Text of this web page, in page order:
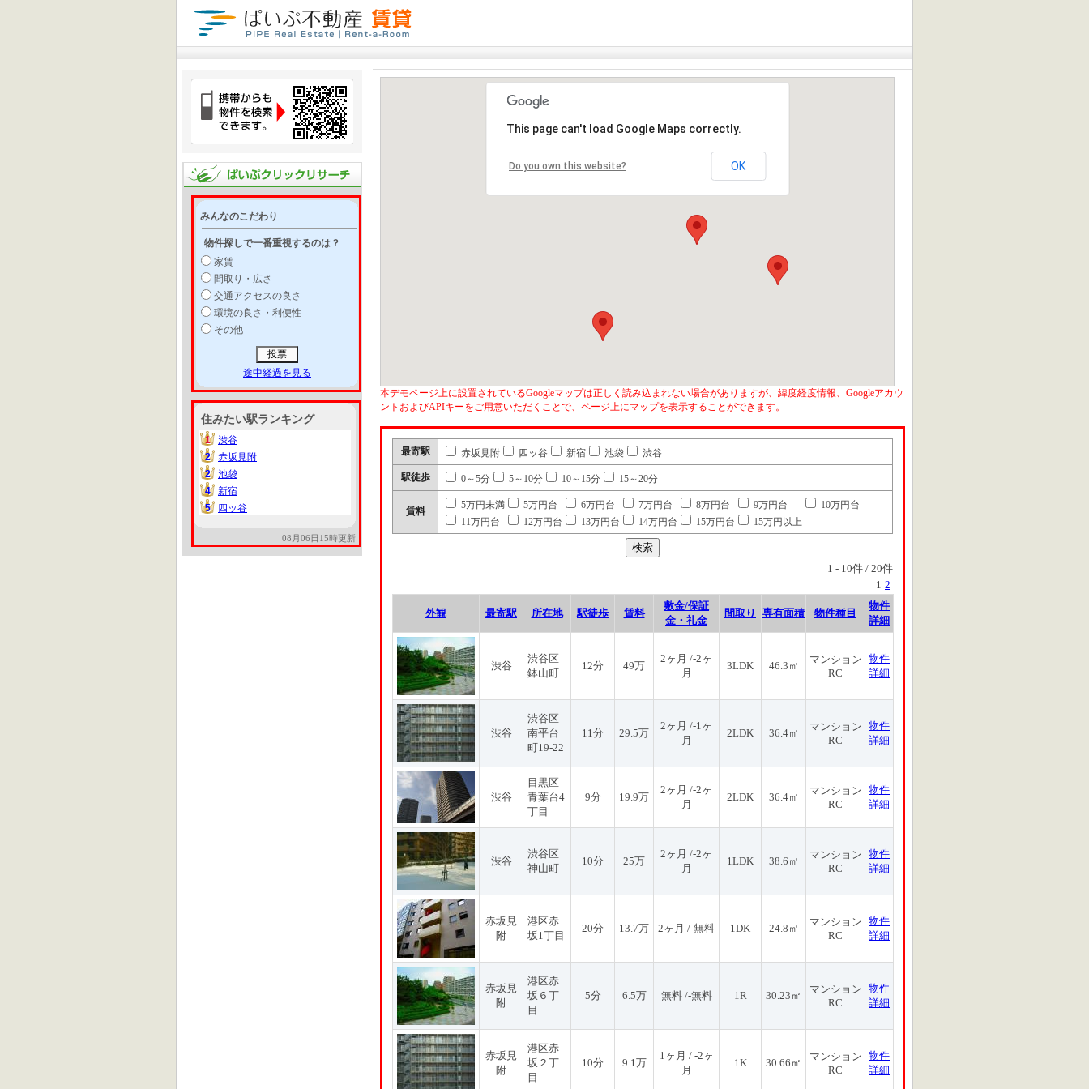
みんなのこだわり
物件探しで一番重視するのは？
家賃
間取り・広さ
交通アクセスの良さ
環境の良さ・利便性
その他
途中経過を見る
住みたい駅ランキング
1
1
渋谷
2
2
赤坂見附
2
2
池袋
4
4
新宿
5
5 四ッ谷
08月06日15時更新
This page can't load Google Maps correctly.
Do you own this website? OK
本デモページ上に設置されているGoogleマップは正しく読み込まれない場合がありますが、緯度経度情報、Googleアカウ
ントおよびAPIキーをご用意いただくことで、ページ上にマップを表示することができます。
最寄駅 赤坂見附 四ッ谷 新宿 池袋 渋谷
駅徒歩 0～5分 5～10分 10～15分 15～20分
賃料
5万円未満 5万円台 6万円台 7万円台 8万円台 9万円台
10万円台
11万円台
12万円台 13万円台 14万円台 15万円台 15万円以上
1 - 10件 / 20件
1 2
外観 最寄駅 所在地 駅徒歩 賃料
敷金/保証
金・礼金
間取り 専有面積 物件種目
物件
詳細
渋谷
渋谷区
鉢山町
12分 49万
2ヶ月 /-2ヶ
月
3LDK 46.3㎡
マンション
RC
物件
詳細
渋谷
渋谷区
南平台
町19-22
11分 29.5万
2ヶ月 /-1ヶ
月
2LDK 36.4㎡
マンション
RC
物件
詳細
渋谷
目黒区
青葉台4
丁目
9分 19.9万
2ヶ月 /-2ヶ
月
2LDK 36.4㎡
マンション
RC
物件
詳細
渋谷
渋谷区
神山町
10分 25万
2ヶ月 /-2ヶ
月
1LDK 38.6㎡
マンション
RC
物件
詳細
赤坂見
附
港区赤
坂1丁目
20分 13.7万 2ヶ月 /-無料 1DK 24.8㎡
マンション
RC
物件
詳細
赤坂見
附
港区赤
坂６丁
目
5分 6.5万 無料 /-無料 1R 30.23㎡
マンション
RC
物件
詳細
赤坂見
附
港区赤
坂２丁
目
10分 9.1万
1ヶ月 / -2ヶ
月
1K 30.66㎡
マンション
RC
物件
詳細